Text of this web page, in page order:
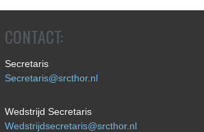
CONTACT:
Secretaris
Secretaris@srcthor.nl
Wedstrijd Secretaris
Wedstrijdsecretaris@srcthor.nl